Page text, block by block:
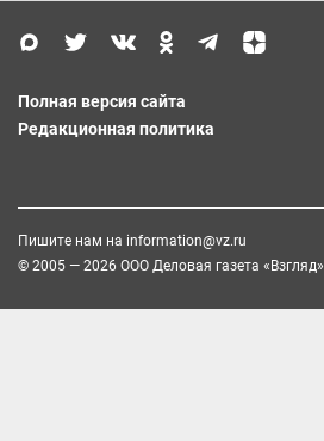
Полная версия сайта
Редакционная политика
Пишите нам на information@vz.ru
© 2005 — 2026 ООО Деловая газета «Взгляд»